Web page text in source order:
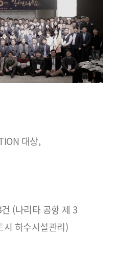
대상,
(나리타 공항 제 3
하수시설관리)